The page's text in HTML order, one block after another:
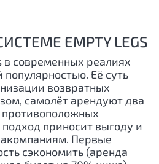
EMPTY LEGS
в современных реалиях
популярностью. Её суть
возвратных
самолёт арендуют два
приносит выгоду и
Первые
сэкономить (аренда